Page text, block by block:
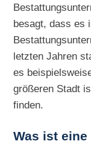
besagt, dass es
letzten Jahren
es
größeren Stadt
finden.
Was ist